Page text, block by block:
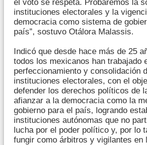
el voto se respeta. Probaremos la
instituciones electorales y la
democracia como sistema de
país”, sostuvo Otálora Malassis.
Indicó que desde hace más de 25
todos los mexicanos han trabajado
perfeccionamiento y consolidación
instituciones electorales, con el
defender los derechos políticos de
afianzar a la democracia como la
gobierno para el país, logrando
instituciones autónomas que no
lucha por el poder político y, por lo
fungir como árbitros y vigilantes en